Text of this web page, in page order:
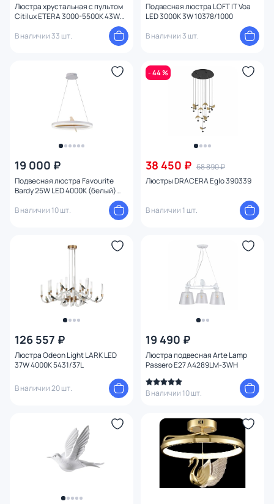
Люстра хрустальная с пультом
Citilux ETERA 3000-5500К 43W
В наличии 33 шт.
Подвесная люстра LOFT IT Voa
LED 3000K 3W 10378/1000
В наличии 3 шт.
19 000 ₽
Подвесная люстра Favourite
Bardy 25W LED 4000К (белый)
В наличии 10 шт.
- 44 %
38 450 ₽ 68 890 ₽
Люстры DRACERA Eglo 390339
В наличии 1 шт.
126 557 ₽
Люстра Odeon Light LARK LED
37W 4000K 5431/37L
В наличии 20 шт.
19 490 ₽
Люстра подвесная Arte Lamp
Passero E27 A4289LM-3WH
В наличии 10 шт.